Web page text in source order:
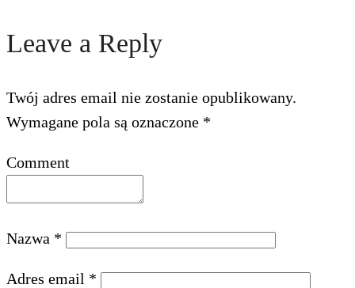
Leave a Reply
Twój adres email nie zostanie opublikowany.
Wymagane pola są oznaczone *
Comment
Nazwa *
Adres email *